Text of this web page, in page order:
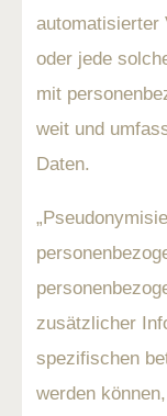
automatisierter
oder jede
mit
weit und
Daten.
zusätzlicher
spezifischen
werden